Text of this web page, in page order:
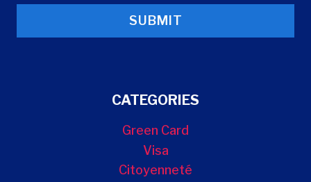
SUBMIT
CATEGORIES
Green Card
Visa
Citoyenneté